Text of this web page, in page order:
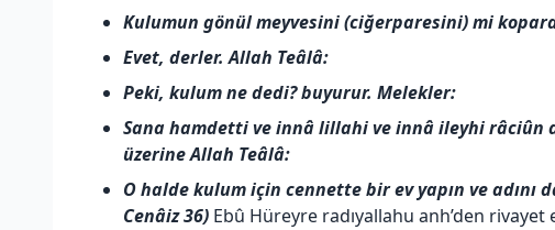
Kulumun gönül meyvesini (ciğerparesini) mi
Evet, derler. Allah Teâlâ:
Peki, kulum ne dedi? buyurur. Melekler:
Sana hamdetti ve innâ lillahi ve innâ ileyhi râciûn
üzerine Allah Teâlâ:
O halde kulum için cennette bir ev yapın ve adını
Cenâiz 36) Ebû Hüreyre radıyallahu anh’den